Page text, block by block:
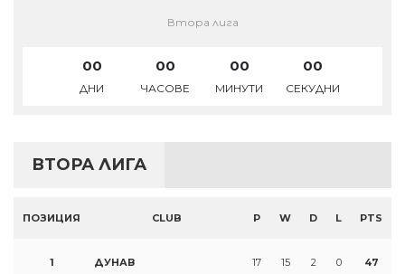
Втора лига
00
ДНИ
00
ЧАСОВЕ
00
МИНУТИ
00
СЕКУДНИ
ВТОРА ЛИГА
ПОЗИЦИЯ CLUB P W D L PTS
1 ДУНАВ 17 15 2 0 47